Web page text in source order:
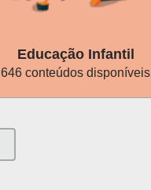
Educação Infantil
646 conteúdos disponíveis